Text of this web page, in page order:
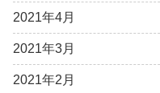
2021年4月
2021年3月
2021年2月